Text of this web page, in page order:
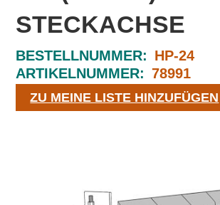
STECKACHSE
BESTELLNUMMER: HP-24
ARTIKELNUMMER: 78991
ZU MEINE LISTE HINZUFÜGEN